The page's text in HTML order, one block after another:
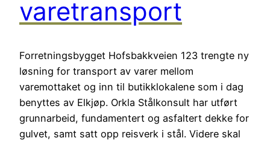
varetransport
Forretningsbygget Hofsbakkveien 123 trengte ny
løsning for transport av varer mellom
varemottaket og inn til butikklokalene som i dag
benyttes av Elkjøp. Orkla Stålkonsult har utført
grunnarbeid, fundamentert og asfaltert dekke for
gulvet, samt satt opp reisverk i stål. Videre skal